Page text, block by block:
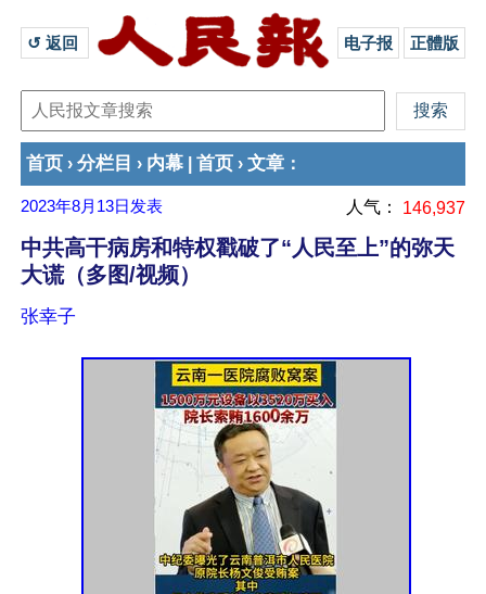
↺ 返回 电子报 正體版
首页 › 分栏目 › 内幕 首页 › 文章 ：
2023年8月13日 发表 人气： 146,937
中共高干病房和特权戳破了“人民至上”的弥天
大谎（多图/视频）
张幸子